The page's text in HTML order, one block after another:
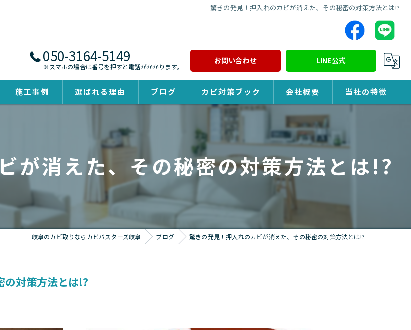
驚きの発見！押入れのカビが消えた、その秘密の対策方法とは!?
050-3164-5149
※スマホの場合は番号を押すと電話がかかります。
お問い合わせ LINE公式
施工事例 選ばれる理由 ブログ カビ対策ブック 会社概要 当社の特徴
除カビ
防カビ
が消えた、その秘密の対策方法とは!?
岐阜のカビ取りならカビバスターズ岐阜 ブログ 驚きの発見！押入れのカビが消えた、その秘密の対策方法とは!?
の対策方法とは!?